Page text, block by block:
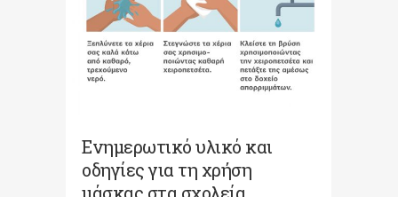
Ενημερωτικό υλικό και
οδηγίες για τη χρήση